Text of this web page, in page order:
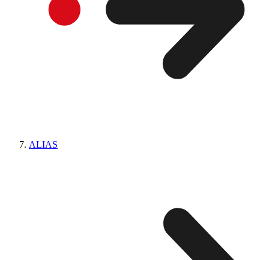
ALIAS